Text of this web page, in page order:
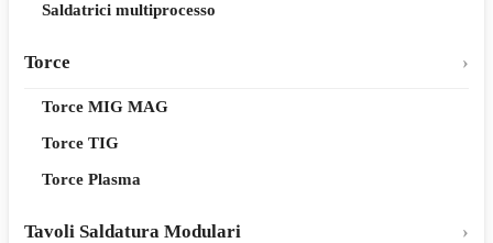
Saldatrici multiprocesso
Torce
Torce MIG MAG
Torce TIG
Torce Plasma
Tavoli Saldatura Modulari